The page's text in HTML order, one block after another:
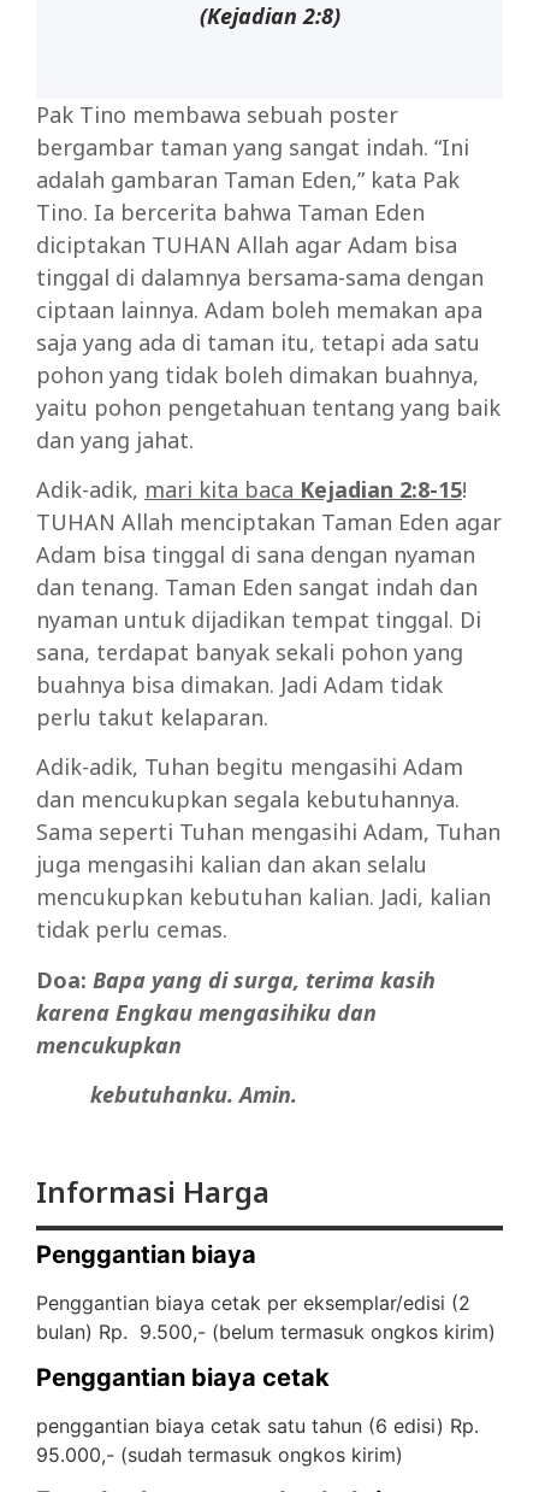
(Kejadian 2:8)
Pak Tino membawa sebuah poster
bergambar taman yang sangat indah. “Ini
adalah gambaran Taman Eden,” kata Pak
Tino. Ia bercerita bahwa Taman Eden
diciptakan TUHAN Allah agar Adam bisa
tinggal di dalamnya bersama-sama dengan
ciptaan lainnya. Adam boleh memakan apa
saja yang ada di taman itu, tetapi ada satu
pohon yang tidak boleh dimakan buahnya,
yaitu pohon pengetahuan tentang yang baik
dan yang jahat.
Adik-adik, mari kita baca Kejadian 2:8-15!
TUHAN Allah menciptakan Taman Eden agar
Adam bisa tinggal di sana dengan nyaman
dan tenang. Taman Eden sangat indah dan
nyaman untuk dijadikan tempat tinggal. Di
sana, terdapat banyak sekali pohon yang
buahnya bisa dimakan. Jadi Adam tidak
perlu takut kelaparan.
Adik-adik, Tuhan begitu mengasihi Adam
dan mencukupkan segala kebutuhannya.
Sama seperti Tuhan mengasihi Adam, Tuhan
juga mengasihi kalian dan akan selalu
mencukupkan kebutuhan kalian. Jadi, kalian
tidak perlu cemas.
Doa: Bapa yang di surga, terima kasih
karena Engkau mengasihiku dan
mencukupkan
kebutuhanku. Amin.
Informasi Harga
Penggantian biaya
Penggantian biaya cetak per eksemplar/edisi (2
bulan) Rp. 9.500,- (belum termasuk ongkos kirim)
Penggantian biaya cetak
penggantian biaya cetak satu tahun (6 edisi) Rp.
95.000,- (sudah termasuk ongkos kirim)